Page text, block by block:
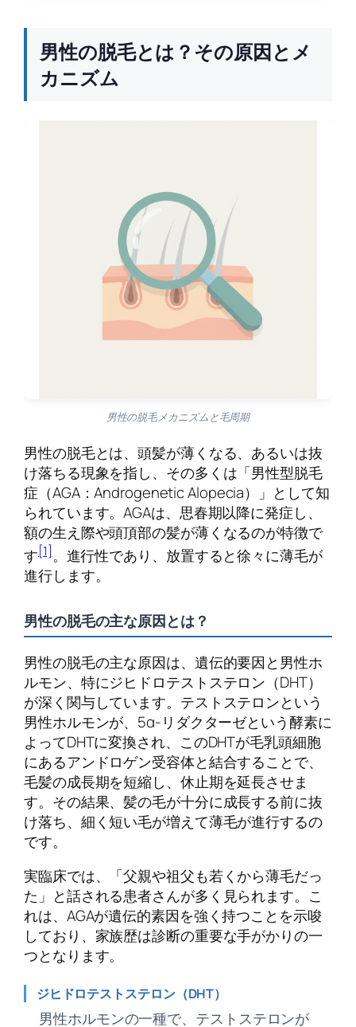
男性の脱毛とは？その原因とメ
カニズム
男性の脱毛メカニズムと毛周期
男性の脱毛とは、頭髪が薄くなる、あるいは抜
け落ちる現象を指し、その多くは「男性型脱毛
症（AGA：Androgenetic Alopecia）」として知
られています。AGAは、思春期以降に発症し、
額の生え際や頭頂部の髪が薄くなるのが特徴で
す[1]。進行性であり、放置すると徐々に薄毛が
進行します。
男性の脱毛の主な原因とは？
男性の脱毛の主な原因は、遺伝的要因と男性ホ
ルモン、特にジヒドロテストステロン（DHT）
が深く関与しています。テストステロンという
男性ホルモンが、5α-リダクターゼという酵素に
よってDHTに変換され、このDHTが毛乳頭細胞
にあるアンドロゲン受容体と結合することで、
毛髪の成長期を短縮し、休止期を延長させま
す。その結果、髪の毛が十分に成長する前に抜
け落ち、細く短い毛が増えて薄毛が進行するの
です。
実臨床では、「父親や祖父も若くから薄毛だっ
た」と話される患者さんが多く見られます。こ
れは、AGAが遺伝的素因を強く持つことを示唆
しており、家族歴は診断の重要な手がかりの一
つとなります。
ジヒドロテストステロン（DHT）
男性ホルモンの一種で、テストステロンが